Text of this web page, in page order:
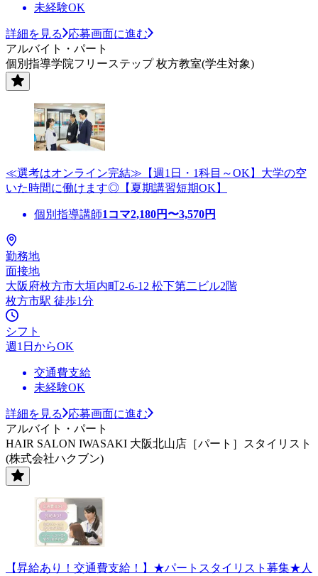
未経験OK
詳細を見る
応募画面に進む
アルバイト・パート
個別指導学院フリーステップ 枚方教室(学生対象)
≪選考はオンライン完結≫【週1日・1科目～OK】大学の空
いた時間に働けます◎【夏期講習短期OK】
個別指導講師1コマ2,180円〜3,570円
勤務地
面接地
大阪府枚方市大垣内町2-6-12 松下第二ビル2階
枚方市駅 徒歩1分
シフト
週1日からOK
交通費支給
未経験OK
詳細を見る
応募画面に進む
アルバイト・パート
HAIR SALON IWASAKI 大阪北山店［パート］スタイリスト
(株式会社ハクブン)
【昇給あり！交通費支給！】★パートスタイリスト募集★人